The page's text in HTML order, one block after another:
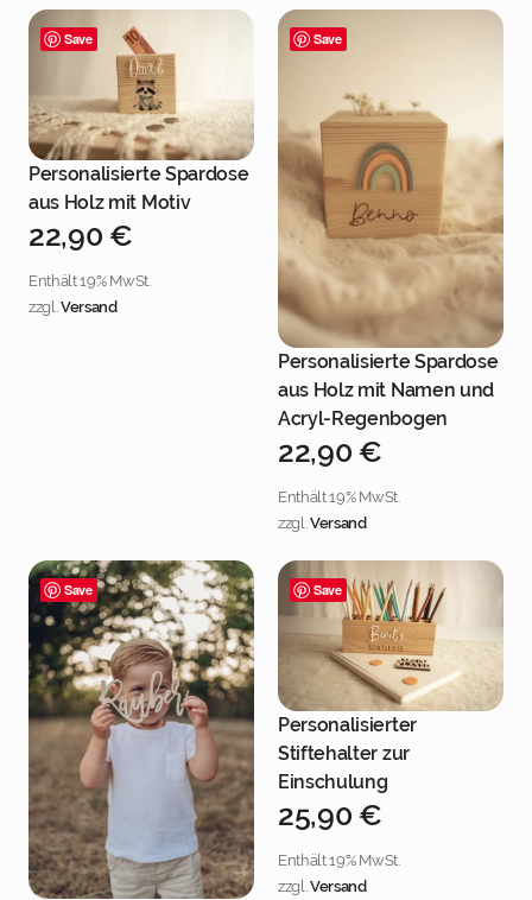
Save
Personalisierte Spardose
aus Holz mit Motiv
Jetzt personalisieren
22,90 €
Enthält 19% MwSt.
zzgl.Versand
Save
Personalisierte Spardose
aus Holz mit Namen und
Acryl-Regenbogen
Jetzt personalisieren
22,90 €
Enthält 19% MwSt.
zzgl.Versand
Save Save
Personalisierter
Stiftehalter zur
Einschulung
Jetzt personalisieren
25,90 €
Enthält 19% MwSt.
zzgl.Versand